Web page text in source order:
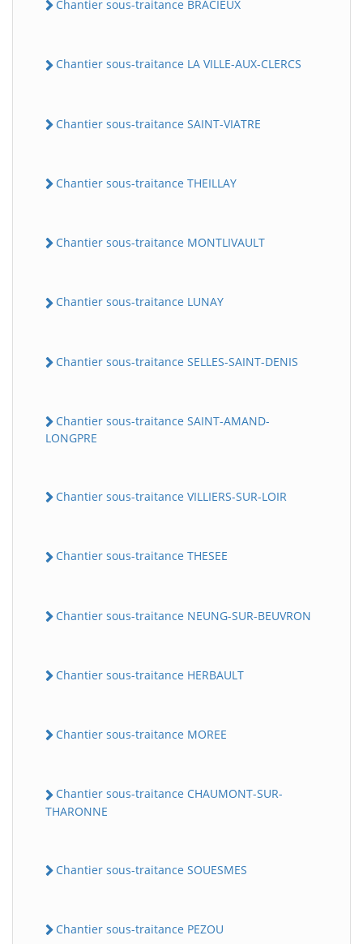
Chantier sous-traitance BRACIEUX
Chantier sous-traitance LA VILLE-AUX-CLERCS
Chantier sous-traitance SAINT-VIATRE
Chantier sous-traitance THEILLAY
Chantier sous-traitance MONTLIVAULT
Chantier sous-traitance LUNAY
Chantier sous-traitance SELLES-SAINT-DENIS
Chantier sous-traitance SAINT-AMAND-
LONGPRE
Chantier sous-traitance VILLIERS-SUR-LOIR
Chantier sous-traitance THESEE
Chantier sous-traitance NEUNG-SUR-BEUVRON
Chantier sous-traitance HERBAULT
Chantier sous-traitance MOREE
Chantier sous-traitance CHAUMONT-SUR-
THARONNE
Chantier sous-traitance SOUESMES
Chantier sous-traitance PEZOU